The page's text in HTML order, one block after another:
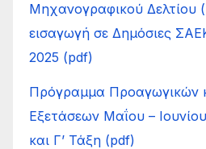
Μηχανογραφικού Δελτίου
εισαγωγή σε Δημόσιες
2025 (pdf)
Πρόγραμμα Προαγωγικών
Εξετάσεων Μαΐου –
και Γ’ Τάξη (pdf)